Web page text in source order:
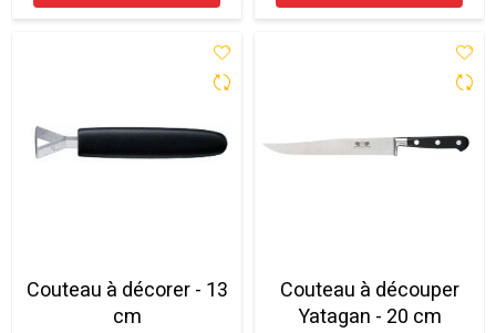
Couteau à décorer - 13
cm
Couteau à découper
Yatagan - 20 cm